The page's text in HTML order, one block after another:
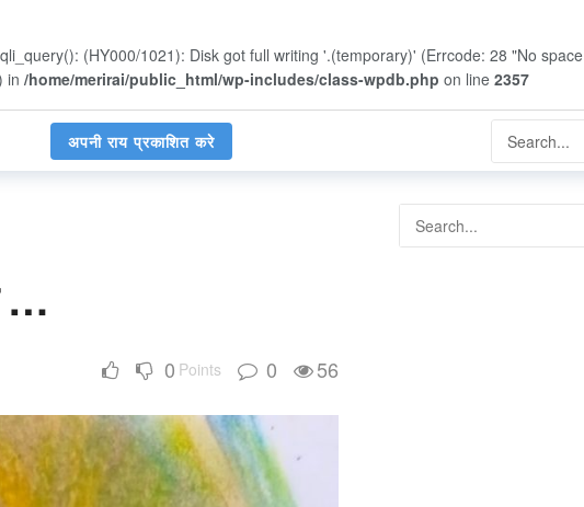
(HY000/1021): Disk got full writing '.(temporary)' (Errcode: 28 "No space
in /home/merirai/public_html/wp-includes/class-wpdb.php on line 2357
अपनी राय प्रकाशित करे
…
0 Points 0 56